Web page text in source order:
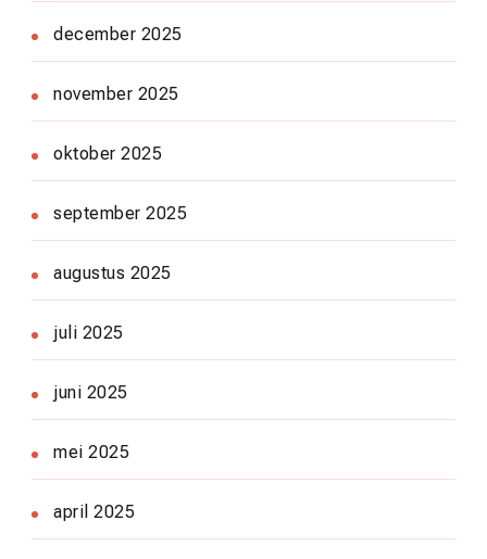
december 2025
november 2025
oktober 2025
september 2025
augustus 2025
juli 2025
juni 2025
mei 2025
april 2025